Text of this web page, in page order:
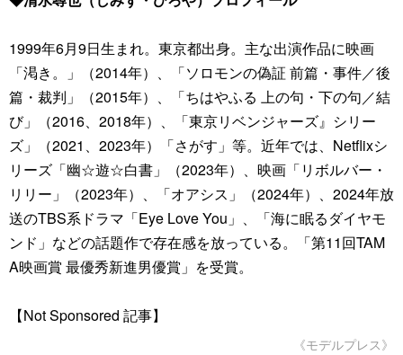
1999年6月9日生まれ。東京都出身。主な出演作品に映画
「渇き。」（2014年）、「ソロモンの偽証 前篇・事件／後
篇・裁判」（2015年）、「ちはやふる 上の句・下の句／結
び」（2016、2018年）、「東京リベンジャーズ』シリー
ズ」（2021、2023年）「さがす」等。近年では、Netflixシ
リーズ「幽☆遊☆白書」（2023年）、映画「リボルバー・
リリー」（2023年）、「オアシス」（2024年）、2024年放
送のTBS系ドラマ「Eye Love You」、「海に眠るダイヤモ
ンド」などの話題作で存在感を放っている。「第11回TAM
A映画賞 最優秀新進男優賞」を受賞。
【Not Sponsored 記事】
《モデルプレス》